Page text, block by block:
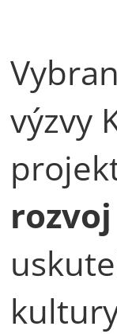
výzvy